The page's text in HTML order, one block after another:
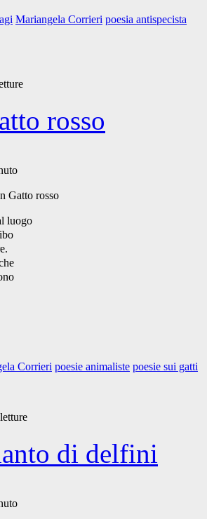
Mariangela Corrieri poesia antispecista
rosso
luogo
Corrieri poesie animaliste poesie sui gatti
di delfini